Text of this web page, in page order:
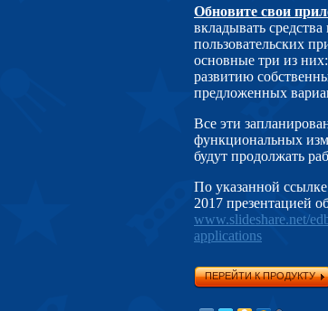
Обновите свои
вкладывать
пользовательских
основные три из них:
развитию
предложенных
Все эти
функциональных
будут продолжать
По указанной
2017 презентацией
www.slideshare.net/
applications
ПЕРЕЙТИ К ПРОДУКТУ